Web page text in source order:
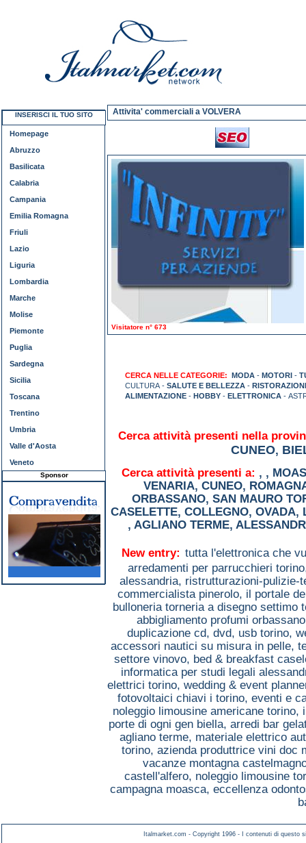
Attivita' commerciali a VOLVERA
Visitatore n° 673
CERCA NELLE CATEGORIE: MODA - MOTORI -
CULTURA - SALUTE E BELLEZZA -
ALIMENTAZIONE - HOBBY - ELETTRONICA -
Cerca attività presenti nella
CUNEO,
Cerca attività presenti a: , ,
VENARIA, CUNEO,
ORBASSANO, SAN MAURO
CASELETTE, COLLEGNO, OVADA,
, AGLIANO TERME,
New entry: tutta l'elettronica che
arredamenti per parrucchieri
alessandria, ristrutturazioni-pulizie-
commercialista pinerolo, il portale
bulloneria torneria a disegno settimo
abbigliamento profumi
duplicazione cd, dvd, usb torino,
accessori nautici su misura in pelle,
settore vinovo, bed & breakfast
informatica per studi legali
elettrici torino, wedding & event
fotovoltaici chiavi i torino, eventi e
noleggio limousine americane torino,
porte di ogni gen biella, arredi bar
agliano terme, materiale elettrico
torino, azienda produttrice vini doc
vacanze montagna
castell'alfero, noleggio limousine
campagna moasca, eccellenza
INSERISCI IL TUO SITO
Homepage
Abruzzo
Basilicata
Calabria
Campania
Emilia Romagna
Friuli
Lazio
Liguria
Lombardia
Marche
Molise
Piemonte
Puglia
Sardegna
Sicilia
Toscana
Trentino
Umbria
Valle d'Aosta
Veneto
Sponsor
Italmarket.com - Copyright 1996 - I contenuti di questo